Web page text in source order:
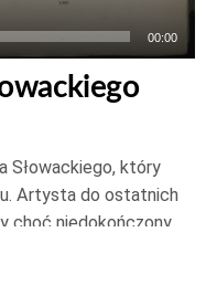
00:00
Słowackiego, który
Artysta do ostatnich
choć niedokończony,